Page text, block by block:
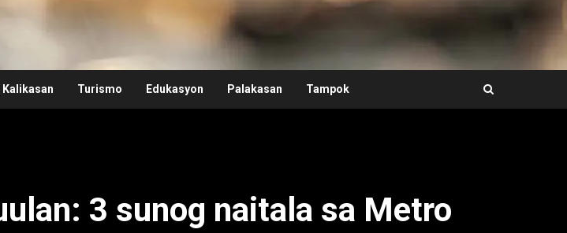
Kalikasan Turismo Edukasyon Palakasan Tampok
3 sunog naitala sa Metro